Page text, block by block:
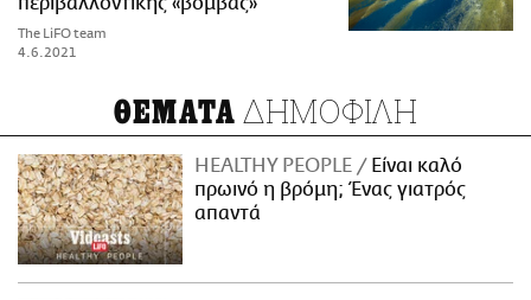
The LiFO team
4.6.2021
ΘΕΜΑΤΑ ΔΗΜΟΦΙΛΗ
HEALTHY PEOPLE
Είναι καλό
πρωινό η βρόμη; Ένας γιατρός
απαντά